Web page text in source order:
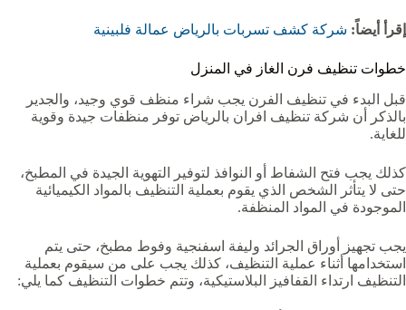
إقرأ أيضاً: شركة كشف تسربات بالرياض عمالة فلبينية
خطوات تنظيف فرن الغاز في المنزل
قبل البدء في تنظيف الفرن يجب شراء منظف قوي وجيد، والجدير
بالذكر أن شركة تنظيف افران بالرياض توفر منظفات جيدة وقوية
للغاية.
كذلك يجب فتح الشفاط أو النوافذ لتوفير التهوية الجيدة في المطبخ،
حتى لا يتأثر الشخص الذي يقوم بعملية التنظيف بالمواد الكيميائية
الموجودة في المواد المنظفة.
يجب تجهيز أوراق الجرائد وليفة اسفنجية وفوط مطبخ، حتى يتم
استخدامها أثناء عملية التنظيف، كذلك يجب على من سيقوم بعملية
التنظيف ارتداء القفافيز البلاستيكية، وتتم خطوات التنظيف كما يلي: